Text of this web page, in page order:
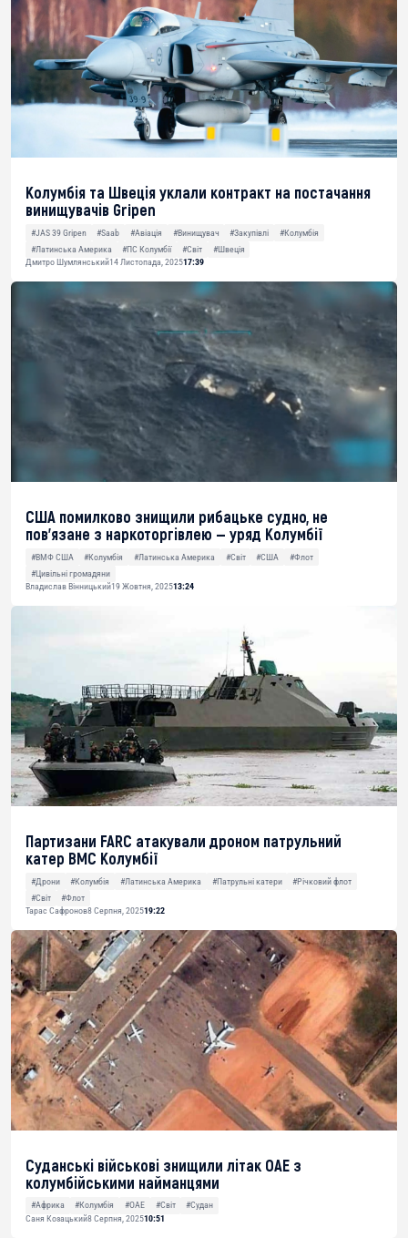
Колумбія та Швеція уклали контракт на постачання
винищувачів Gripen
#JAS 39 Gripen #Saab #Авіація #Винищувач #Закупівлі
#Колумбія
#Латинська Америка
#ПС Колумбії #Світ
#Швеція
Дмитро Шумлянський14 Листопада, 202517:39
США помилково знищили рибацьке судно, не
пов’язане з наркоторгівлею — уряд Колумбії
#ВМФ США #Колумбія #Латинська Америка #Світ #США
#Флот
#Цивільні громадяни
Владислав Вінницький19 Жовтня, 202513:24
Партизани FARC атакували дроном патрульний
катер ВМС Колумбії
#Дрони #Колумбія #Латинська Америка #Патрульні катери
#Річковий флот
#Світ
#Флот
Тарас Сафронов8 Серпня, 202519:22
Суданські військові знищили літак ОАЕ з
колумбійськими найманцями
#Африка #Колумбія #ОАЕ #Світ
#Судан
Саня Козацький8 Серпня, 202510:51